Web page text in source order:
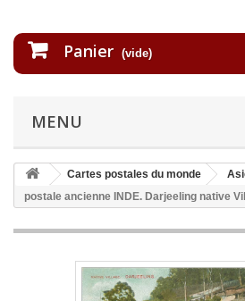
Panier (vide)
MENU
Cartes postales du monde
postale ancienne INDE. Darjeeling native